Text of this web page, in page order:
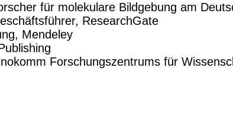
für molekulare Bildgebung am
ResearchGate
Mendeley
Forschungszentrums für